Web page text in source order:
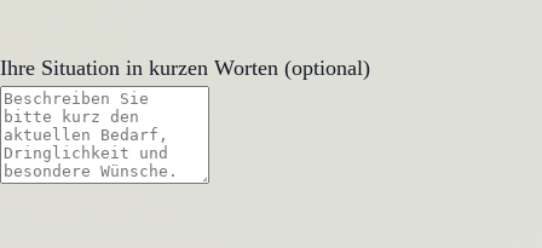
Ihre Situation in kurzen Worten (optional)